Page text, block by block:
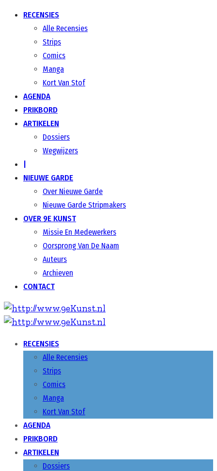
RECENSIES
Alle Recensies
Strips
Comics
Manga
Kort Van Stof
AGENDA
PRIKBORD
ARTIKELEN
Dossiers
Wegwijzers
NIEUWE GARDE
Over Nieuwe Garde
Nieuwe Garde Stripmakers
OVER 9E KUNST
Missie En Medewerkers
Oorsprong Van De Naam
Auteurs
Archieven
CONTACT
RECENSIES
Alle Recensies
Strips
Comics
Manga
Kort Van Stof
AGENDA
PRIKBORD
ARTIKELEN
Dossiers